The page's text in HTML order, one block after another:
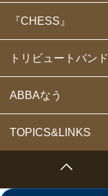
『CHESS』
トリビュートバンド
ABBAなう
TOPICS&LINKS